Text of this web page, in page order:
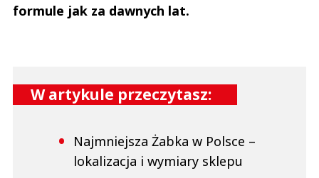
formule jak za dawnych lat.
W artykule przeczytasz:
Najmniejsza Żabka w Polsce –
lokalizacja i wymiary sklepu